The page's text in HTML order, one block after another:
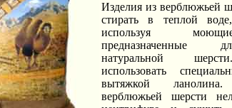
Изделия из верблюжьей
стирать в теплой
используя
предназначенные
натуральной
использовать
вытяжкой
верблюжьей шерсти